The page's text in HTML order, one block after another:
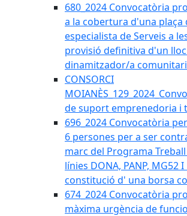
680_2024 Convocatòria
a la cobertura d'una plaça
especialista de Serveis a
provisió definitiva d'un
dinamitzador/a
CONSORCI
de suport emprenedoria i
696_2024 Convocatòria
6 persones per a ser
marc del Programa
línies DONA, PANP, MG52 I
constitució d' una borsa
674_2024 Convocatòria
màxima urgència de